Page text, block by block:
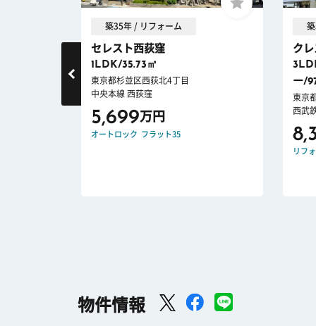
築35年 / リフォーム
セレスト西荻窪
1LDK/35.73㎡
東京都杉並区西荻北4丁目
中央本線 西荻窪
5,699万円
オートロック フラット35
ク
ー/
東京
西武
リフ
物件情報